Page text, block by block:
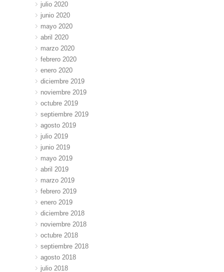
julio 2020
junio 2020
mayo 2020
abril 2020
marzo 2020
febrero 2020
enero 2020
diciembre 2019
noviembre 2019
octubre 2019
septiembre 2019
agosto 2019
julio 2019
junio 2019
mayo 2019
abril 2019
marzo 2019
febrero 2019
enero 2019
diciembre 2018
noviembre 2018
octubre 2018
septiembre 2018
agosto 2018
julio 2018